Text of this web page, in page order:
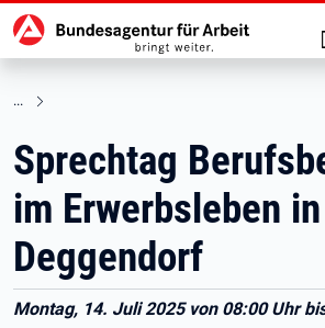
zu den Hauptinhalten springen
Hauptnavigation
Sprechtag
im Erwerbsleben in
Deggendorf
Montag, 14. Juli 2025 von 08:00 Uhr